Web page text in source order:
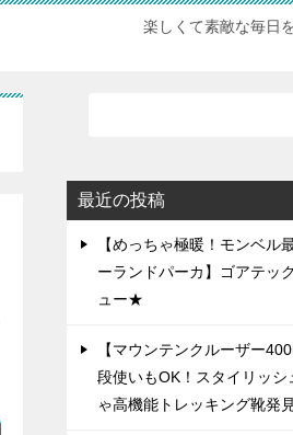
楽しくて素敵な毎日
最近の投稿
【めっちゃ極暖！モンベル
ーランドパーカ】ゴアテッ
ュー★
【マウンテンクルーザー
段使いもOK！スタイリッシ
ゃ高機能トレッキング靴発